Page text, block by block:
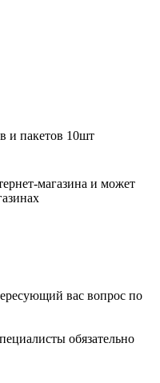
и пакетов 10шт
магазина и может
вас вопрос по
обязательно